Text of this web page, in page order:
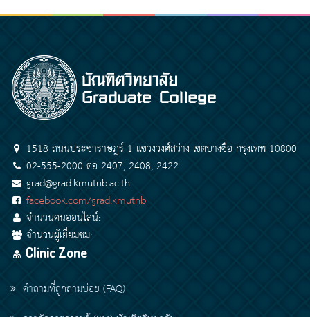
1518 ถนนประชาราษฎร์ 1 แขวงวงศ์สว่าง เขตบางซื่อ กรุงเทพ 10800
02-555-2000 ต่อ 2407, 2408, 2422
grad@grad.kmutnb.ac.th
facebook.com/grad.kmutnb
จำนวนคนออนไลน์:
จำนวนผู้เยี่ยมชม:
Clinic Zone
คำถามที่ถูกถามบ่อย (FAQ)